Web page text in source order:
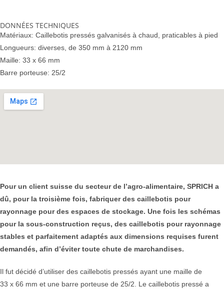
DONNÉES TECHNIQUES
Matériaux: Caillebotis pressés galvanisés à chaud, praticables à pied
Longueurs: diverses, de 350 mm à 2120 mm
Maille: 33 x 66 mm
Barre porteuse: 25/2
Pour un client suisse du secteur de l’agro-alimentaire, SPRICH a
dû, pour la troisième fois, fabriquer des caillebotis pour
rayonnage pour des espaces de stockage. Une fois les schémas
pour la sous-construction reçus, des caillebotis pour rayonnage
stables et parfaitement adaptés aux dimensions requises furent
demandés, afin d’éviter toute chute de marchandises.
Il fut décidé d’utiliser des caillebotis pressés ayant une maille de
33 x 66 mm et une barre porteuse de 25/2. Le caillebotis pressé a